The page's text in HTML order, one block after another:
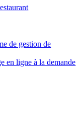
de gestion de
en ligne à la demande